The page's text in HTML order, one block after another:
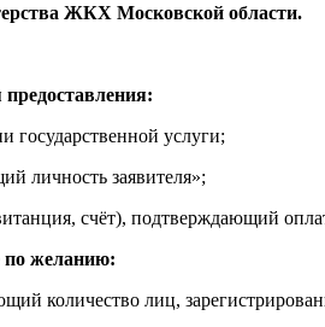
ЖКХ Московской области.
государственной услуги;
личность заявителя»;
счёт), подтверждающий
по желанию:
количество лиц,